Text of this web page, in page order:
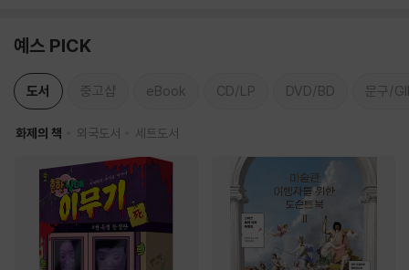
예스 PICK
도서 중고샵 eBook CD/LP DVD/BD 문구/
화제의 책 외국도서 세트도서